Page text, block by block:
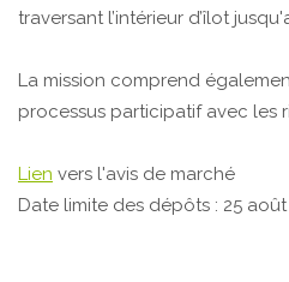
traversant l’intérieur d’îlot
La mission comprend
processus participatif avec les
Lien vers l'avis de marché
Date limite des dépôts : 25 août